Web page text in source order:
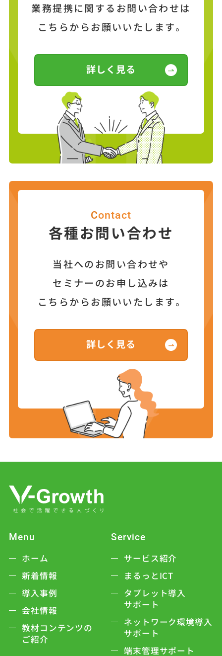
業務提携に関するお問い合わせは
こちらからお願いいたします。
詳しく見る
Contact
各種お問い合わせ
当社へのお問い合わせや
セミナーのお申し込みは
こちらからお願いいたします。
詳しく見る
Menu
ホーム
新着情報
導入事例
会社情報
教材コンテンツの
ご紹介
Service
サービス紹介
まるっとICT
タブレット導入
サポート
ネットワーク環境導入
サポート
端末管理サポート